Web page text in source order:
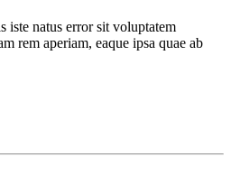
iste natus error sit voluptatem
rem aperiam, eaque ipsa quae ab